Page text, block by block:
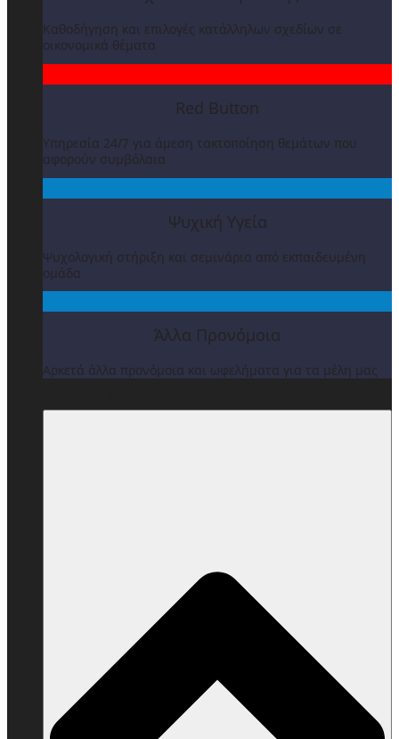
Καθοδήγηση και επιλογές κατάλληλων σχεδίων σε
οικονομικά θέματα
Red Button
Υπηρεσία 24/7 για άμεση τακτοποίηση θεμάτων που
αφορούν συμβόλαια
Ψυχική Υγεία
Ψυχολογική στήριξη και σεμινάρια από εκπαιδευμένη
ομάδα
Άλλα Προνόμοια
Αρκετά άλλα προνόμοια και ωφελήματα για τα μέλη μας